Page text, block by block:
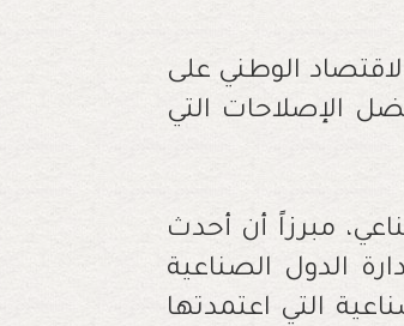
الوطني على
الإصلاحات التي
مبرزاً أن أحدث
الدول الصناعية
التي اعتمدتها